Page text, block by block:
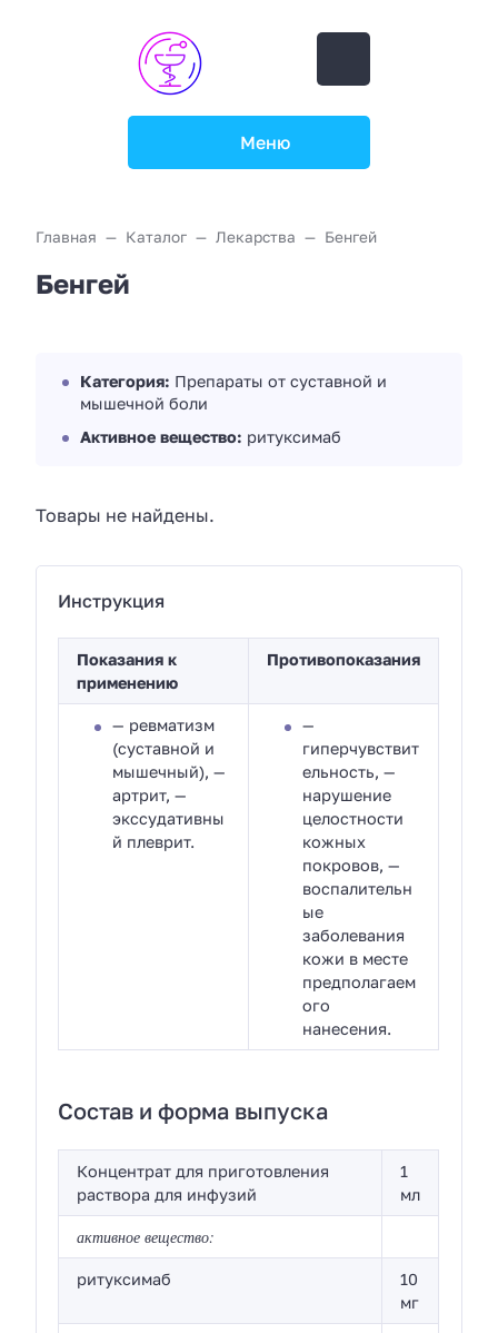
Меню
Главная Каталог Лекарства Бенгей
Бенгей
Категория: Препараты от суставной и
мышечной боли
Активное вещество: ритуксимаб
Товары не найдены.
Инструкция
Показания к
применению
Противопоказания
— ревматизм
(суставной и
мышечный), —
артрит, —
экссудативны
й плеврит.
—
гиперчувствит
ельность, —
нарушение
целостности
кожных
покровов, —
воспалительн
ые
заболевания
кожи в месте
предполагаем
ого
нанесения.
Состав и форма выпуска
Концентрат для приготовления
раствора для инфузий
1
мл
активное вещество:
ритуксимаб
10
мг